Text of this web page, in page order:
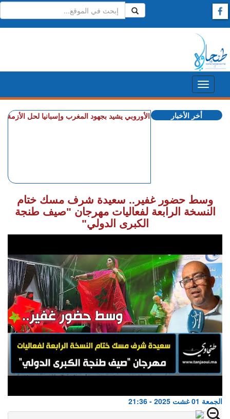
+ الاتحاد الأوروبي يشيد بجهود المغرب وإسبانيا لحل الأزمة فيأخر الأخبار
وسط حضور غفير.. سعيدة شرف مسك ختام
النسخة الرابعة لفعاليات مهرجان "صيف طنجة
الكبرى الدولي"
الجمعة 01 غشت 2025 - 21:36